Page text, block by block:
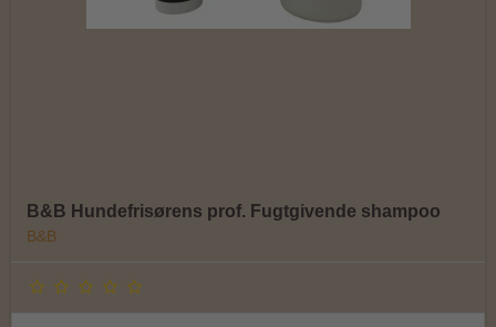
B&B Hundefrisørens prof. Fugtgivende shampoo
B&B